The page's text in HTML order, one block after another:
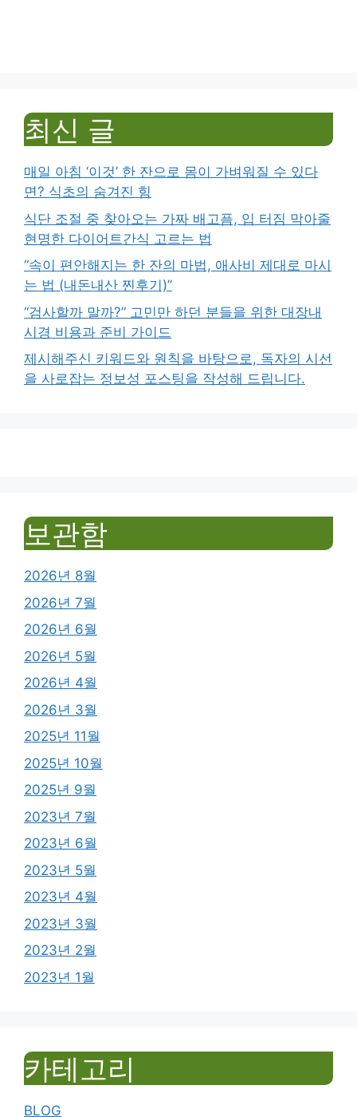
최신 글
매일 아침 ‘이것’ 한 잔으로 몸이 가벼워질 수 있다
면? 식초의 숨겨진 힘
식단 조절 중 찾아오는 가짜 배고픔, 입 터짐 막아줄
현명한 다이어트간식 고르는 법
“속이 편안해지는 한 잔의 마법, 애사비 제대로 마시
는 법 (내돈내산 찐후기)”
“검사할까 말까?” 고민만 하던 분들을 위한 대장내
시경 비용과 준비 가이드
제시해주신 키워드와 원칙을 바탕으로, 독자의 시선
을 사로잡는 정보성 포스팅을 작성해 드립니다.
보관함
2026년 8월
2026년 7월
2026년 6월
2026년 5월
2026년 4월
2026년 3월
2025년 11월
2025년 10월
2025년 9월
2023년 7월
2023년 6월
2023년 5월
2023년 4월
2023년 3월
2023년 2월
2023년 1월
카테고리
BLOG